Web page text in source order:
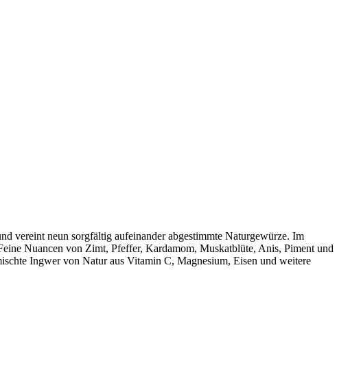
vereint neun sorgfältig aufeinander abgestimmte Naturgewürze. Im
Nuancen von Zimt, Pfeffer, Kardamom, Muskatblüte, Anis, Piment und
Ingwer von Natur aus Vitamin C, Magnesium, Eisen und weitere